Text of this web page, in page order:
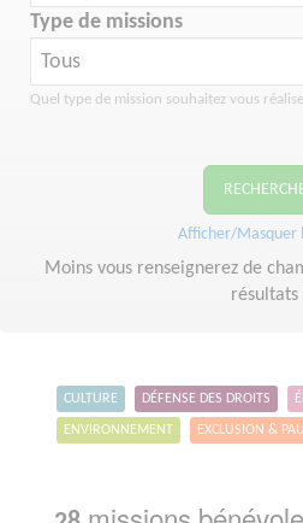
Type de missions
Quel type de mission souhaitez vous
Afficher/Masquer
Moins vous renseignerez de
résultats
CULTURE DÉFENSE DES DROITS
ENVIRONNEMENT EXCLUSION &